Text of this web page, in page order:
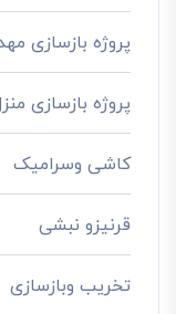
پروژه بازسازی
پروژه بازسازی
کاشی وسرامیک
قرنیزو نبشی
تخریب وبازسازی